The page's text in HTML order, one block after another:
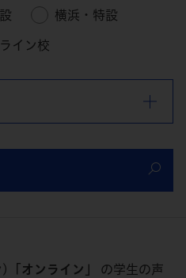
横浜・特設
イン校
) 「オンライン」
の学生の声